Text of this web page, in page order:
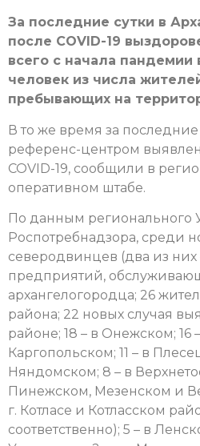
За последние сутки в
после COVID-19
всего с начала пандемии
человек из числа
пребывающих на
В то же время за
референс-центром
COVID-19, сообщили в
оперативном штабе.
По данным регионального
Роспотребнадзора, среди
северодвинцев (два из них
предприятий,
архангелогородца; 26
района; 22 новых случая
районе; 18 – в Онежском; 16
Каргопольском; 11 – в
Няндомском; 8 – в
Пинежском, Мезенском и
г. Котласе и Котласском
соответственно); 5 – в